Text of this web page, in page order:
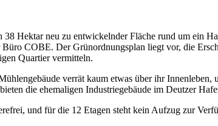
Hektar neu zu entwickelnder Fläche rund um ein
COBE. Der Grünordnungsplan liegt vor, die
Quartier vermitteln.
verrät kaum etwas über ihr
die ehemaligen Industriegebäude im Deutzer
und für die 12 Etagen steht kein Aufzug zur